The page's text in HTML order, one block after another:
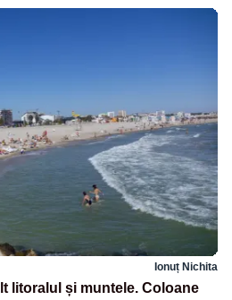
Ionuț Nichita
litoralul și muntele. Coloane